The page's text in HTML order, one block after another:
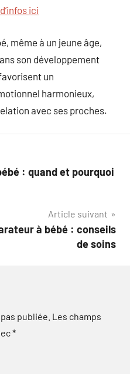
ici
même à un jeune âge,
son développement
un
harmonieux,
avec ses proches.
: quand et pourquoi
Article suivant
à bébé : conseils
de soins
publiée. Les champs
*